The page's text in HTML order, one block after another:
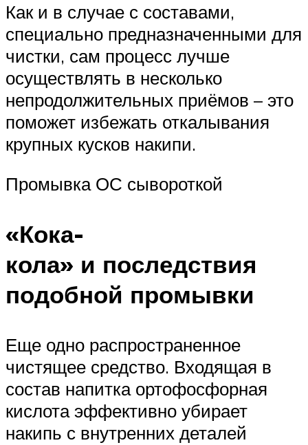
Как и в случае с составами,
специально предназначенными для
чистки, сам процесс лучше
осуществлять в несколько
непродолжительных приёмов – это
поможет избежать откалывания
крупных кусков накипи.
Промывка ОС сывороткой
«Кока-
кола» и последствия
подобной промывки
Еще одно распространенное
чистящее средство. Входящая в
состав напитка ортофосфорная
кислота эффективно убирает
накипь с внутренних деталей